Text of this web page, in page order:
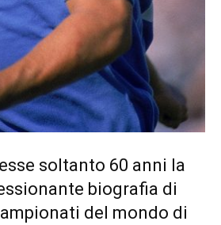
soltanto 60 anni la
biografia di
del mondo di